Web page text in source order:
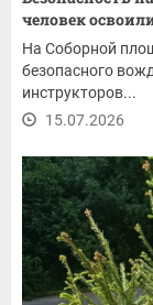
человек
На Соборной
безопасного
инструкторов...
15.07.2026